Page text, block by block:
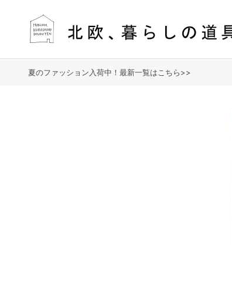
夏のファッション入荷中！最新一覧はこちら>>